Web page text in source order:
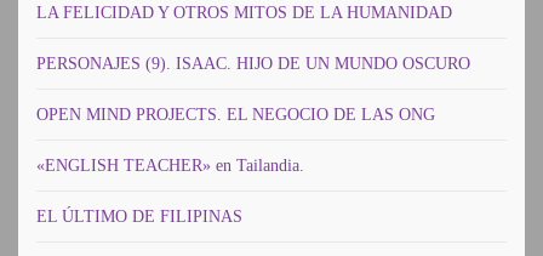
LA FELICIDAD Y OTROS MITOS DE LA HUMANIDAD
PERSONAJES (9). ISAAC. HIJO DE UN MUNDO OSCURO
OPEN MIND PROJECTS. EL NEGOCIO DE LAS ONG
«ENGLISH TEACHER» en Tailandia.
EL ÚLTIMO DE FILIPINAS